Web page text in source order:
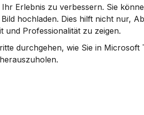
Erlebnis zu verbessern. Sie
hochladen. Dies hilft nicht nur,
und Professionalität zu zeigen.
durchgehen, wie Sie in